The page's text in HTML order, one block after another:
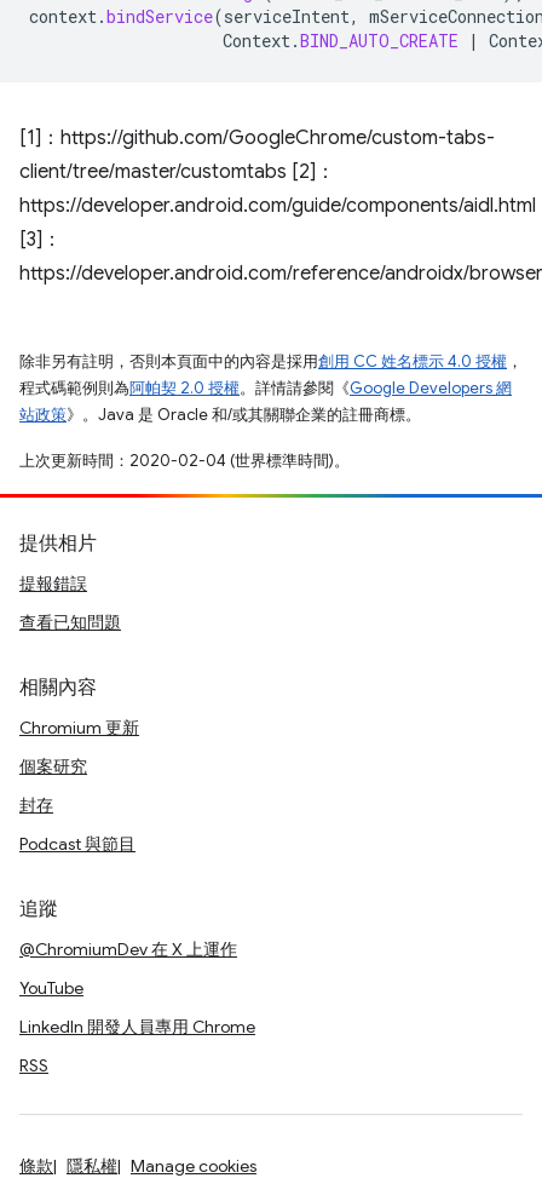
context.bindService(serviceIntent,
Context.BIND_AUTO_CREATE |
[1]：https://github.com/GoogleChrome/custom-tabs-
client/tree/master/customtabs [2]：
https://developer.android.com/guide/components/aidl.html
[3]：
https://developer.android.com/reference/androidx/
除非另有註明，否則本頁面中的內容是採用創用 CC 姓名標示 4.0 授權 ，
程式碼範例則為阿帕契 2.0 授權。詳情請參閱《Google Developers 網
站政策》。Java 是 Oracle 和/或其關聯企業的註冊商標。
上次更新時間：2020-02-04 (世界標準時間)。
提供相片
提報錯誤
查看已知問題
相關內容
Chromium 更新
個案研究
封存
Podcast 與節目
追蹤
@ChromiumDev 在 X 上運作
YouTube
LinkedIn 開發人員專用 Chrome
RSS
條款 隱私權 Manage cookies